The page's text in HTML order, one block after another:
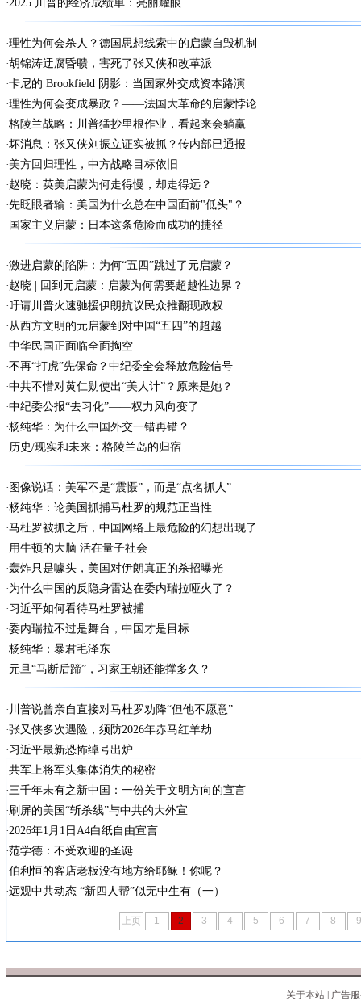
2025 川普的经济成绩单：亮丽耀眼
理性为何会杀人？德国思想线索中的启蒙自毁机制
胡锦涛迂腐昏聩，害死了张又侠和改革派
卡尼的 Brookfield 阴影：当国家外交成资本路演
理性为何会变成暴政？——法国大革命的启蒙悖论
格陵兰战略：川普猛抄里根作业，看起来会躺赢
坏消息：张又侠刘振立证实被抓？传内部已通报
美方回归理性，中方战略目标依旧
赵晓：英美启蒙为何走得慢，却走得远？
先眨眼者输：美国为什么总在中国面前"低头"？
国家主义启蒙：日本这条危险而成功的捷径
激进启蒙的陷阱：为何“五四”跳过了元启蒙？
赵晓 | 回到元启蒙：启蒙为何需要超越性边界？
吁请川普火速驰援伊朗抗议民众推翻现政权
从西方文明的元启蒙到对中国“五四”的超越
中华民国正面临全面掏空
不再“打虎”先保命？中纪委全会释放危险信号
中共不惜对黄仁勋使出“美人计”？原来是她？
中纪委公报“去习化”——权力风向变了
杨纯华：为什么中国外交一错再错？
历史/现实和未来：格陵兰岛的归宿
图像说话：美军不是“震慑”，而是“点名抓人”
杨纯华：论美国抓捕马杜罗的规范正当性
马杜罗被抓之后，中国网络上最危险的幻想出现了
用牛顿的大脑 活在量子社会
轰炸只是噱头，美国对伊朗真正的杀招曝光
为什么中国的反隐身雷达在委内瑞拉哑火了？
习近平如何看待马杜罗被捕
委内瑞拉不过是舞台，中国才是目标
杨纯华：暴君毛泽东
元旦“马断后蹄”，习家王朝还能撑多久？
川普说曾亲自直接对马杜罗劝降“但他不愿意”
张又侠多次遇险，须防2026年赤马红羊劫
习近平最新恐怖绰号出炉
共军上将军头集体消失的秘密
三千年未有之新中国：一份关于文明方向的宣言
刷屏的美国“斩杀线”与中共的大外宣
2026年1月1日A4白纸自由宣言
范学德：不受欢迎的圣诞
伯利恒的客店老板没有地方给耶稣！你呢？
远观中共动态 “新四人帮”似无中生有（一）
上页 1 2 3 4 5 6 7 8 9
关于本站
广告